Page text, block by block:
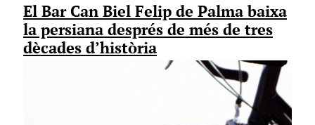
El Bar Can Biel Felip de Palma baixa
la persiana després de més de tres
dècades d’història